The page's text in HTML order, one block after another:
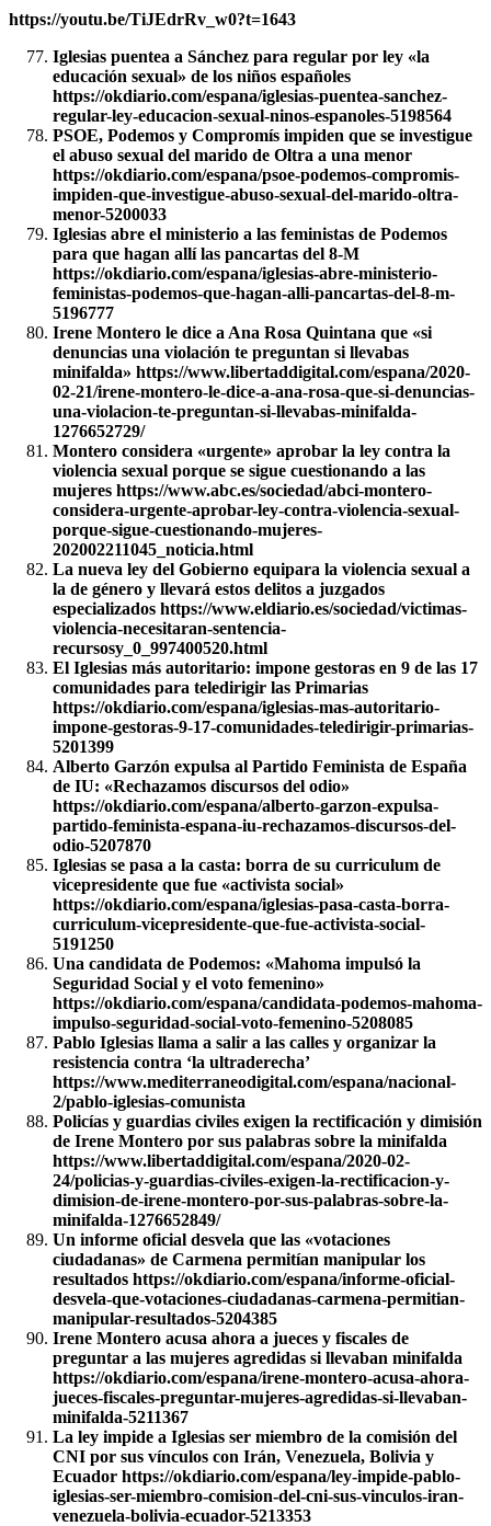
https://youtu.be/TiJEdrRv_w0?t=1643
Iglesias puentea a Sánchez para regular por ley «la
educación sexual» de los niños españoles
https://okdiario.com/espana/iglesias-puentea-sanchez-
regular-ley-educacion-sexual-ninos-espanoles-5198564
PSOE, Podemos y Compromís impiden que se investigue
el abuso sexual del marido de Oltra a una menor
https://okdiario.com/espana/psoe-podemos-compromis-
impiden-que-investigue-abuso-sexual-del-marido-oltra-
menor-5200033
Iglesias abre el ministerio a las feministas de Podemos
para que hagan allí las pancartas del 8-M
https://okdiario.com/espana/iglesias-abre-ministerio-
feministas-podemos-que-hagan-alli-pancartas-del-8-m-
5196777
Irene Montero le dice a Ana Rosa Quintana que «si
denuncias una violación te preguntan si llevabas
minifalda» https://www.libertaddigital.com/espana/2020-
02-21/irene-montero-le-dice-a-ana-rosa-que-si-denuncias-
una-violacion-te-preguntan-si-llevabas-minifalda-
1276652729/
Montero considera «urgente» aprobar la ley contra la
violencia sexual porque se sigue cuestionando a las
mujeres https://www.abc.es/sociedad/abci-montero-
considera-urgente-aprobar-ley-contra-violencia-sexual-
porque-sigue-cuestionando-mujeres-
202002211045_noticia.html
La nueva ley del Gobierno equipara la violencia sexual a
la de género y llevará estos delitos a juzgados
especializados https://www.eldiario.es/sociedad/victimas-
violencia-necesitaran-sentencia-
recursosy_0_997400520.html
El Iglesias más autoritario: impone gestoras en 9 de las 17
comunidades para teledirigir las Primarias
https://okdiario.com/espana/iglesias-mas-autoritario-
impone-gestoras-9-17-comunidades-teledirigir-primarias-
5201399
Alberto Garzón expulsa al Partido Feminista de España
de IU: «Rechazamos discursos del odio»
https://okdiario.com/espana/alberto-garzon-expulsa-
partido-feminista-espana-iu-rechazamos-discursos-del-
odio-5207870
Iglesias se pasa a la casta: borra de su curriculum de
vicepresidente que fue «activista social»
https://okdiario.com/espana/iglesias-pasa-casta-borra-
curriculum-vicepresidente-que-fue-activista-social-
5191250
Una candidata de Podemos: «Mahoma impulsó la
Seguridad Social y el voto femenino»
https://okdiario.com/espana/candidata-podemos-mahoma-
impulso-seguridad-social-voto-femenino-5208085
Pablo Iglesias llama a salir a las calles y organizar la
resistencia contra ‘la ultraderecha’
https://www.mediterraneodigital.com/espana/nacional-
2/pablo-iglesias-comunista
Policías y guardias civiles exigen la rectificación y dimisión
de Irene Montero por sus palabras sobre la minifalda
https://www.libertaddigital.com/espana/2020-02-
24/policias-y-guardias-civiles-exigen-la-rectificacion-y-
dimision-de-irene-montero-por-sus-palabras-sobre-la-
minifalda-1276652849/
Un informe oficial desvela que las «votaciones
ciudadanas» de Carmena permitían manipular los
resultados https://okdiario.com/espana/informe-oficial-
desvela-que-votaciones-ciudadanas-carmena-permitian-
manipular-resultados-5204385
Irene Montero acusa ahora a jueces y fiscales de
preguntar a las mujeres agredidas si llevaban minifalda
https://okdiario.com/espana/irene-montero-acusa-ahora-
jueces-fiscales-preguntar-mujeres-agredidas-si-llevaban-
minifalda-5211367
La ley impide a Iglesias ser miembro de la comisión del
CNI por sus vínculos con Irán, Venezuela, Bolivia y
Ecuador https://okdiario.com/espana/ley-impide-pablo-
iglesias-ser-miembro-comision-del-cni-sus-vinculos-iran-
venezuela-bolivia-ecuador-5213353